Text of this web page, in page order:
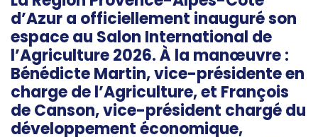
d’Azur a officiellement inauguré son
espace au Salon International de
l’Agriculture 2026. À la manœuvre :
Bénédicte Martin, vice-présidente en
charge de l’Agriculture, et François
de Canson, vice-président chargé du
développement économique,